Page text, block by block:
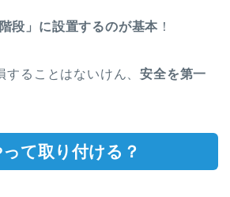
段」に設置するのが基本 ！
することはないけん、安全を第一
て取り付ける？